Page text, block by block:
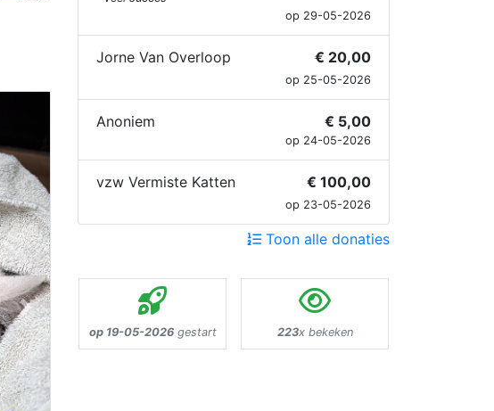
Next
op 29-05-2026
Jorne Van Overloop € 20,00
op 25-05-2026
Anoniem € 5,00
op 24-05-2026
vzw Vermiste Katten € 100,00
op 23-05-2026
Toon alle donaties
op 19-05-2026gestart 223x bekeken